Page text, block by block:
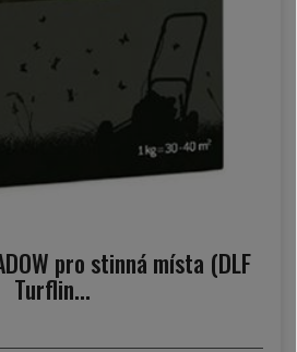
pro stinná místa (DLF
Turflin...